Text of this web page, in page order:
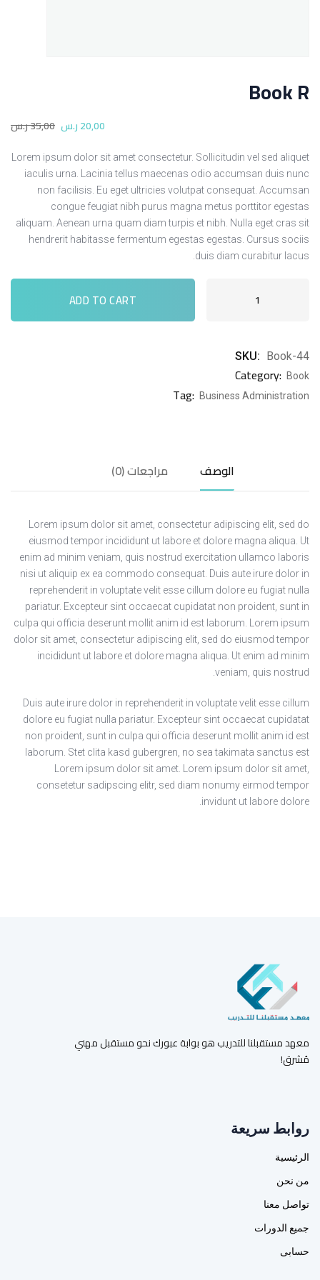
Book R
35,00 ر.س 20,00 ر.س
Lorem ipsum dolor sit amet consectetur. Sollicitudin vel sed aliquet
iaculis urna. Lacinia tellus maecenas odio accumsan duis nunc
non facilisis. Eu eget ultricies volutpat consequat. Accumsan
congue feugiat nibh purus magna metus porttitor egestas
aliquam. Aenean urna quam diam turpis et nibh. Nulla eget cras sit
hendrerit habitasse fermentum egestas egestas. Cursus sociis
duis diam curabitur lacus.
ADD TO CART
SKU: Book-44
Category: Book
Tag: Business Administration
الوصف مراجعات (0)
Lorem ipsum dolor sit amet, consectetur adipiscing elit, sed do
eiusmod tempor incididunt ut labore et dolore magna aliqua. Ut
enim ad minim veniam, quis nostrud exercitation ullamco laboris
nisi ut aliquip ex ea commodo consequat. Duis aute irure dolor in
reprehenderit in voluptate velit esse cillum dolore eu fugiat nulla
pariatur. Excepteur sint occaecat cupidatat non proident, sunt in
culpa qui officia deserunt mollit anim id est laborum. Lorem ipsum
dolor sit amet, consectetur adipiscing elit, sed do eiusmod tempor
incididunt ut labore et dolore magna aliqua. Ut enim ad minim
veniam, quis nostrud.
Duis aute irure dolor in reprehenderit in voluptate velit esse cillum
dolore eu fugiat nulla pariatur. Excepteur sint occaecat cupidatat
non proident, sunt in culpa qui officia deserunt mollit anim id est
laborum. Stet clita kasd gubergren, no sea takimata sanctus est
Lorem ipsum dolor sit amet. Lorem ipsum dolor sit amet,
consetetur sadipscing elitr, sed diam nonumy eirmod tempor
invidunt ut labore dolore.
معهد مستقبلنا للتدريب هو بوابة عبورك نحو مستقبل مهني
مُشرق!
روابط سريعة
الرئيسية
من نحن
تواصل معنا
جميع الدورات
حسابى